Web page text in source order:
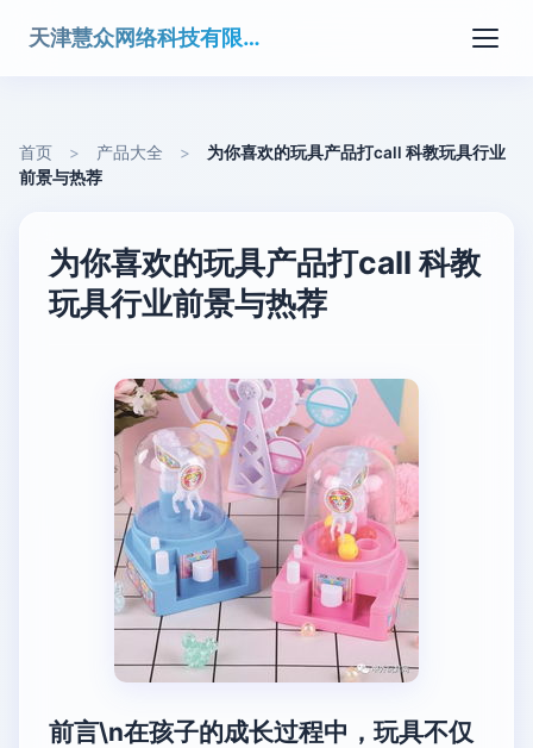
天津慧众网络科技有限公司
首页 > 产品大全 >
为你喜欢的玩具产品打call 科教玩具行业
前景与热荐
为你喜欢的玩具产品打call 科教
玩具行业前景与热荐
前言\n在孩子的成长过程中，玩具不仅